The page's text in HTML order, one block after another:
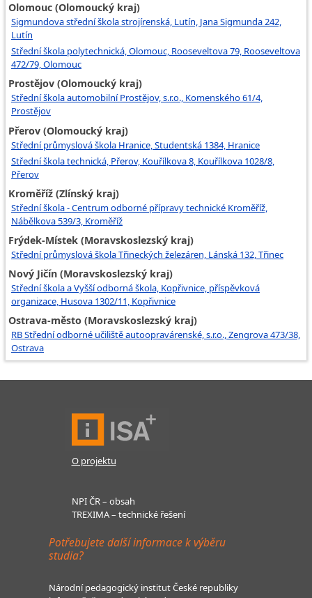
Olomouc (Olomoucký kraj)
Sigmundova střední škola strojírenská, Lutín, Jana Sigmunda 242,
Lutín
Střední škola polytechnická, Olomouc, Rooseveltova 79, Rooseveltova
472/79, Olomouc
Prostějov (Olomoucký kraj)
Střední škola automobilní Prostějov, s.r.o., Komenského 61/4,
Prostějov
Přerov (Olomoucký kraj)
Střední průmyslová škola Hranice, Studentská 1384, Hranice
Střední škola technická, Přerov, Kouřílkova 8, Kouřílkova 1028/8,
Přerov
Kroměříž (Zlínský kraj)
Střední škola - Centrum odborné přípravy technické Kroměříž,
Nábělkova 539/3, Kroměříž
Frýdek-Místek (Moravskoslezský kraj)
Střední průmyslová škola Třineckých železáren, Lánská 132, Třinec
Nový Jičín (Moravskoslezský kraj)
Střední škola a Vyšší odborná škola, Kopřivnice, příspěvková
organizace, Husova 1302/11, Kopřivnice
Ostrava-město (Moravskoslezský kraj)
RB Střední odborné učiliště autoopravárenské, s.r.o., Zengrova 473/38,
Ostrava
O projektu
NPI ČR – obsah
TREXIMA – technické řešení
Potřebujete další informace k výběru
studia?
Národní pedagogický institut České republiky